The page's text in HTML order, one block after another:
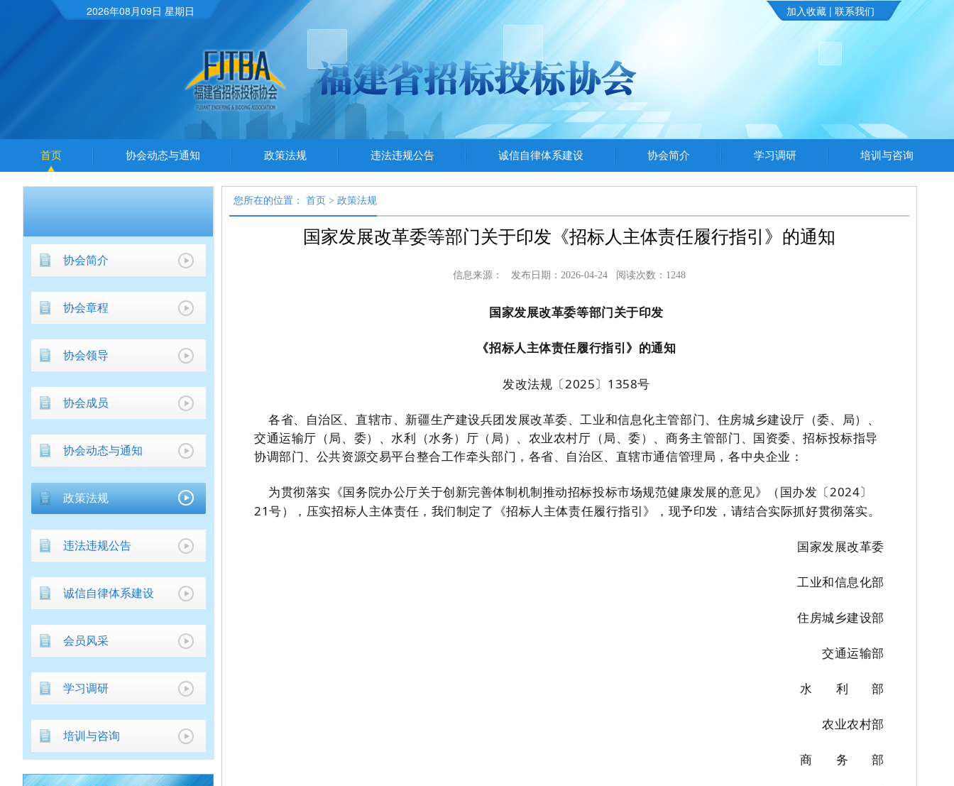
2026年08月09日 星期日 加入收藏 | 联系我们
首页 协会动态与通知 政策法规 违法违规公告 诚信自律体系建设 协会简介 学习调研 培训与咨询
协会简介
协会章程
协会领导
协会成员
协会动态与通知
政策法规
违法违规公告
诚信自律体系建设
会员风采
学习调研
培训与咨询
您所在的位置： 首页 > 政策法规
国家发展改革委等部门关于印发《招标人主体责任履行指引》的通知
信息来源： 发布日期：2026-04-24 阅读次数：1248
国家发展改革委等部门关于印发
《招标人主体责任履行指引》的通知
发改法规〔2025〕 1358号
各省、自治区、直辖市、新疆生产建设兵团发展改革委、工业和信息化主管部门、住房城乡建设厅（委、局）、
交通运输厅（局、委）、水利（水务）厅（局）、农业农村厅（局、委）、商务主管部门、国资委、招标投标指导
协调部门、公共资源交易平台整合工作牵头部门，各省、自治区、直辖市通信管理局，各中央企业：
为贯彻落实《国务院办公厅关于创新完善体制机制推动招标投标市场规范健康发展的意见》（国办发〔2024〕
21号） ，压实招标人主体责任，我们制定了《招标人主体责任履行指引》，现予印发，请结合实际抓好贯彻落实。
国家发展改革委
工业和信息化部
住房城乡建设部
交通运输部
水 利 部
农业农村部
商 务 部